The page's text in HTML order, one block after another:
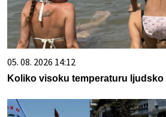
05. 08. 2026 14:12
Koliko visoku temperaturu ljudsko